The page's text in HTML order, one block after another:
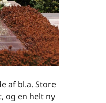
af bl.a. Store
og en helt ny